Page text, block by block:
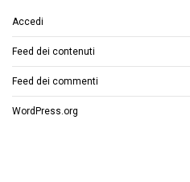
Accedi
Feed dei contenuti
Feed dei commenti
WordPress.org